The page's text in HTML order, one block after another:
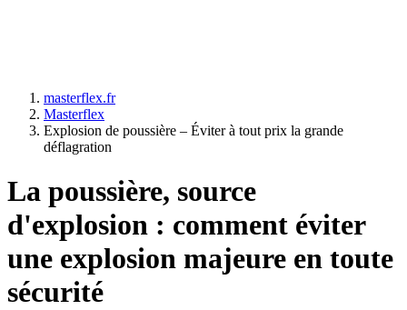
masterflex.fr
Masterflex
Explosion de poussière – Éviter à tout prix la grande
déflagration
La poussière, source
d'explosion : comment éviter
une explosion majeure en toute
sécurité